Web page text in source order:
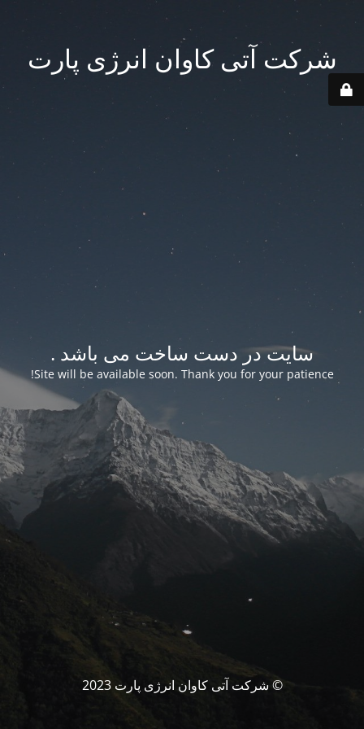
شرکت آتی کاوان انرژی پارت
سایت در دست ساخت می باشد .
Site will be available soon. Thank you for your patience!
© شرکت آتی کاوان انرژی پارت 2023